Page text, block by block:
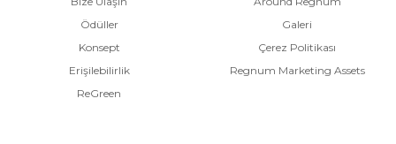
Ödüller
Konsept
Erişilebilirlik
ReGreen
Galeri
Çerez Politikası
Regnum Marketing Assets